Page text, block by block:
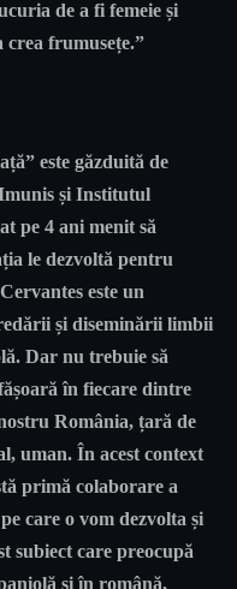
de a fi femeie și
crea frumusețe.”
este găzduită de
și Institutul
pe 4 ani menit să
le dezvoltă pentru
este un
și diseminării limbii
Dar nu trebuie să
în fiecare dintre
România, țară de
uman. În acest context
primă colaborare a
care o vom dezvolta și
subiect care preocupă
și în română,